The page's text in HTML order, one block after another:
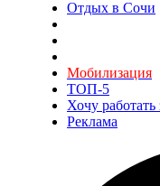
Отдых в Сочи
Мобилизация
ТОП-5
Хочу работать
Реклама